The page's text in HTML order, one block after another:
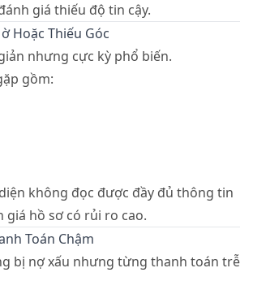
giá thiếu độ tin cậy.
Hoặc Thiếu Góc
nhưng cực kỳ phổ biến.
gồm:
không đọc được đầy đủ thông tin
giá hồ sơ có rủi ro cao.
Toán Chậm
bị nợ xấu nhưng từng thanh toán trễ